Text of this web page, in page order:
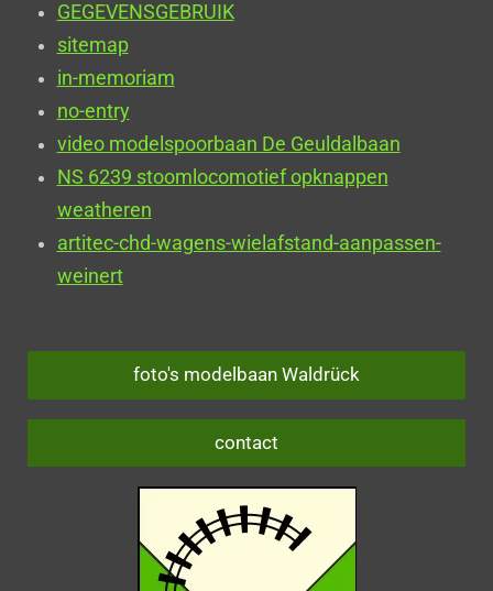
GEGEVENSGEBRUIK
sitemap
in-memoriam
no-entry
video modelspoorbaan De Geuldalbaan
NS 6239 stoomlocomotief opknappen
weatheren
artitec-chd-wagens-wielafstand-aanpassen-
weinert
foto's modelbaan Waldrück
contact